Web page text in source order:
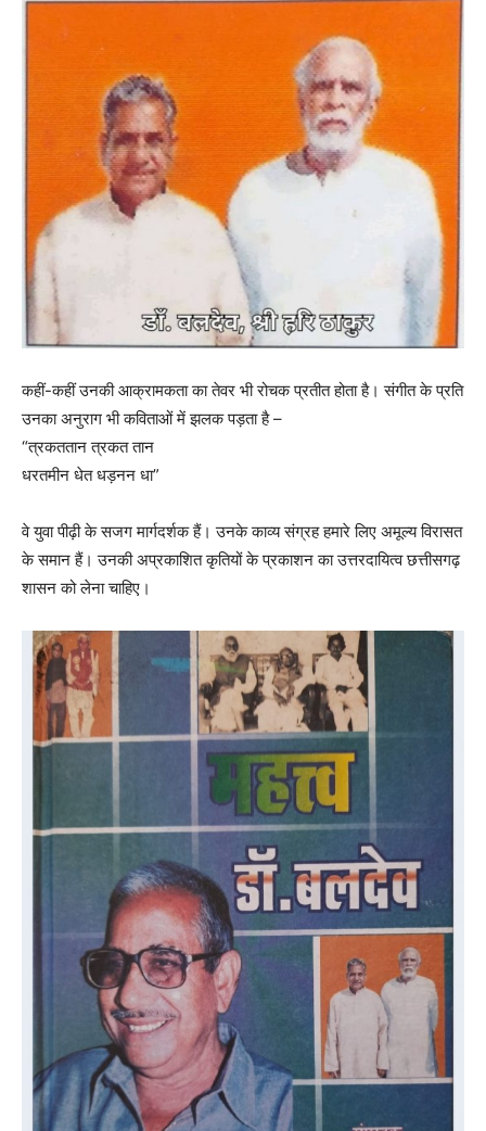
कहीं-कहीं उनकी आक्रामकता का तेवर भी रोचक प्रतीत होता है। संगीत के प्रति
उनका अनुराग भी कविताओं में झलक पड़ता है –
“त्रकततान त्रकत तान
धरतमीन धेत धड़नन धा”
वे युवा पीढ़ी के सजग मार्गदर्शक हैं। उनके काव्य संग्रह हमारे लिए अमूल्य विरासत
के समान हैं। उनकी अप्रकाशित कृतियों के प्रकाशन का उत्तरदायित्व छत्तीसगढ़
शासन को लेना चाहिए।